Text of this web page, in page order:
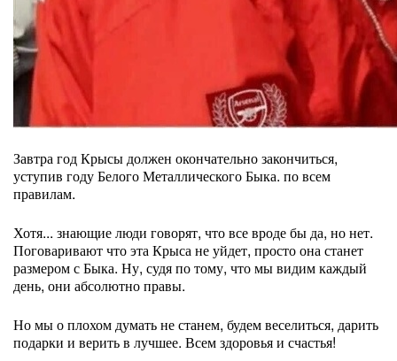
Завтра год Крысы должен окончательно закончиться,
уступив году Белого Металлического Быка. по всем
правилам.
Хотя... знающие люди говорят, что все вроде бы да, но нет.
Поговаривают что эта Крыса не уйдет, просто она станет
размером с Быка. Ну, судя по тому, что мы видим каждый
день, они абсолютно правы.
Но мы о плохом думать не станем, будем веселиться, дарить
подарки и верить в лучшее. Всем здоровья и счастья!